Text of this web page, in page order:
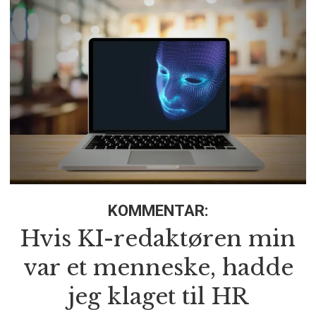
KOMMENTAR:
Hvis KI-redaktøren min
var et menneske, hadde
jeg klaget til HR